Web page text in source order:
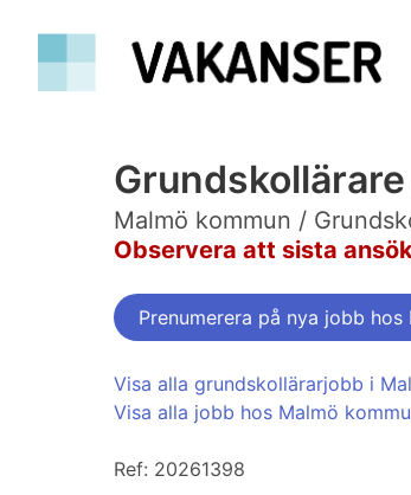
Malmö kommun /
Observera att sista
Prenumerera på nya jobb hos
Visa alla grundskollärarjobb i
Visa alla jobb hos Malmö
Ref: 20261398